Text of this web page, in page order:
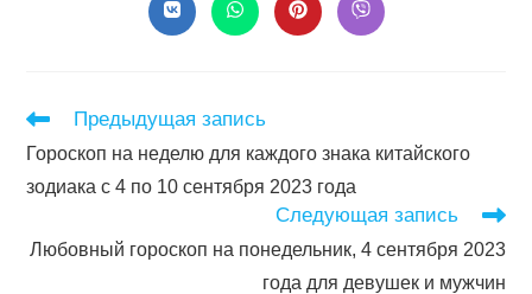
Открывается
в
Открывается
в
Открывается
в
Открывается
в
Читать
статьи
Предыдущая запись
Гороскоп на неделю для каждого знака китайского
зодиака c 4 по 10 сентября 2023 года
Следующая запись
Любовный гороскоп на понедельник, 4 сентября 2023
года для девушек и мужчин